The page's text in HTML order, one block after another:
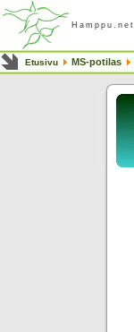
Hamppu.net
Etusivu MS-potilas